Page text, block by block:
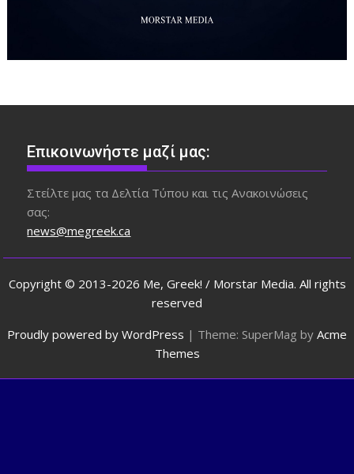
Επικοινωνήστε μαζί μας:
Στείλτε μας τα Δελτία Τύπου και τις Ανακοινώσεις
σας:
news@megreek.ca
Copyright © 2013-2026 Me, Greek! / Morstar Media. All rights
reserved
Proudly powered by WordPress | Theme: SuperMag by Acme
Themes